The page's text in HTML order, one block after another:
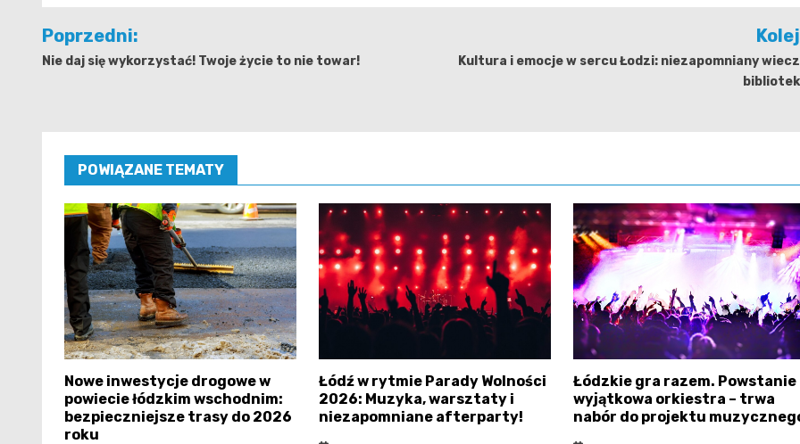
Nawigacja
wpisu
Poprzedni:
Nie daj się wykorzystać! Twoje życie to nie towar!
Kultura i emocje w sercu Łodzi: niezapomniany
POWIĄZANE TEMATY
Nowe inwestycje drogowe w
powiecie łódzkim wschodnim:
bezpieczniejsze trasy do 2026
roku
Łódź w rytmie Parady Wolności
2026: Muzyka, warsztaty i
niezapomniane afterparty!
Łódzkie gra razem. Powstanie
wyjątkowa orkiestra – trwa
nabór do projektu